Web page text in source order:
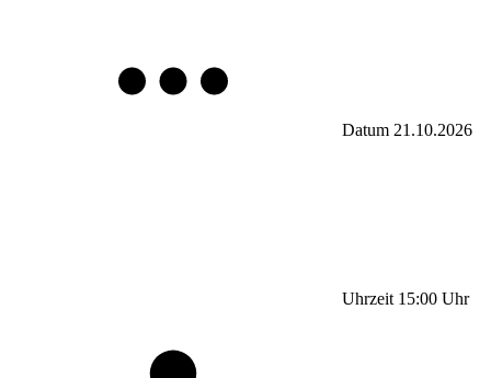
Datum 21.10.2026
Uhrzeit 15:00 Uhr